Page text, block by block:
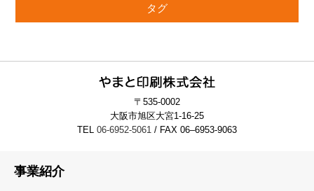
タグ
〒535-0002
大阪市旭区大宮1-16-25
TEL 06-6952-5061 / FAX 06–6953-9063
事業紹介